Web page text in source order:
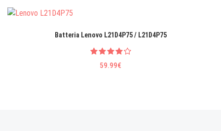
Batteria Lenovo L21D4P75 / L21D4P75
59.99€